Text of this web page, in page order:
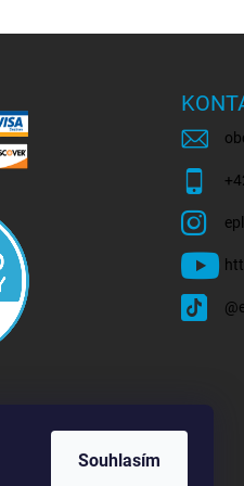
Souhlasím